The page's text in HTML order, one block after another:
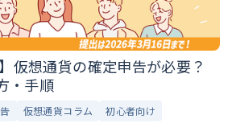
仮想通貨の確定申告が必要？
・手順
仮想通貨コラム
初心者向け